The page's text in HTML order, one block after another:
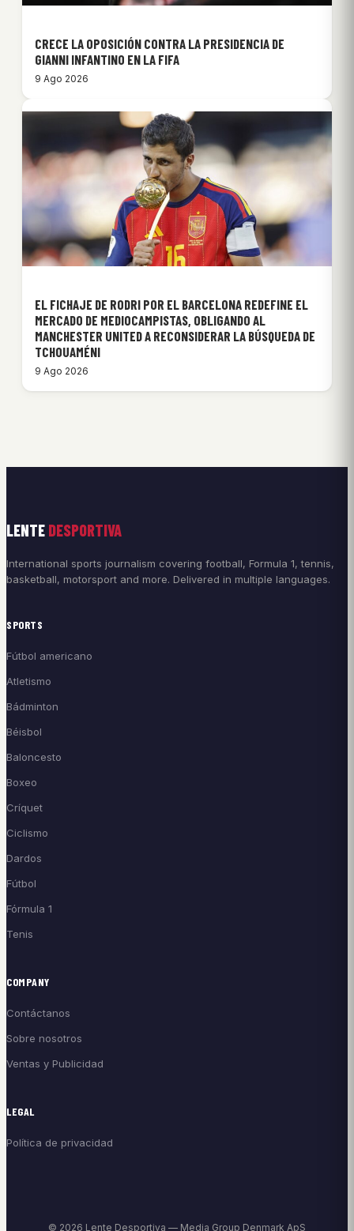
CRECE LA OPOSICIÓN CONTRA LA PRESIDENCIA DE
GIANNI INFANTINO EN LA FIFA
9 Ago 2026
EL FICHAJE DE RODRI POR EL BARCELONA REDEFINE EL
MERCADO DE MEDIOCAMPISTAS, OBLIGANDO AL
MANCHESTER UNITED A RECONSIDERAR LA BÚSQUEDA DE
TCHOUAMÉNI
9 Ago 2026
LENTE DESPORTIVA
International sports journalism covering football, Formula 1, tennis,
basketball, motorsport and more. Delivered in multiple languages.
SPORTS
Fútbol americano
Atletismo
Bádminton
Béisbol
Baloncesto
Boxeo
Críquet
Ciclismo
Dardos
Fútbol
Fórmula 1
Tenis
COMPANY
Contáctanos
Sobre nosotros
Ventas y Publicidad
LEGAL
Política de privacidad
© 2026 Lente Desportiva — Media Group Denmark ApS